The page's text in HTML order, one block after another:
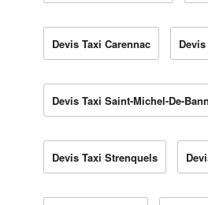
Devis Taxi Carennac
Devis Taxi Saint-Michel-De-
Devis Taxi Strenquels